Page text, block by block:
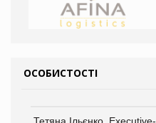
ОСОБИСТОСТІ
Тетяна Ільєнко, Executive-